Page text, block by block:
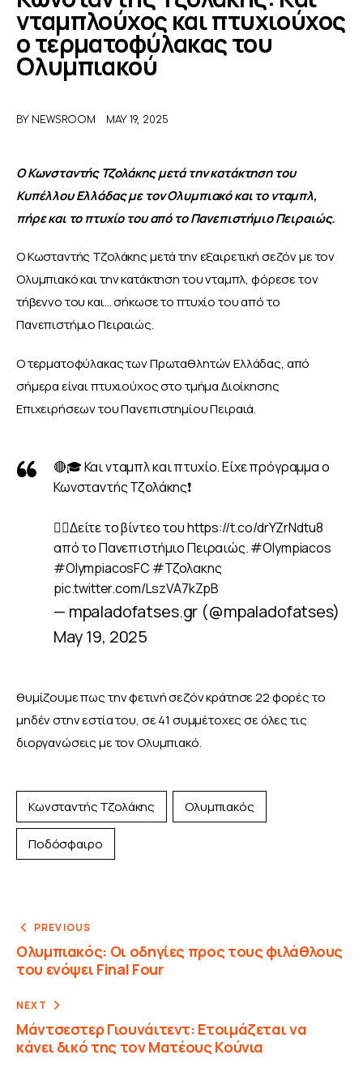
ΑΦΙΕΡΩΜΑΤΑ
νταμπλούχος και πτυχιούχος
ο τερματοφύλακας του
Ολυμπιακού
BY NEWSROOM MAY 19, 2025
Ο Κωνσταντής Τζολάκης μετά την κατάκτηση του
Κυπέλλου Ελλάδας με τον Ολυμπιακό και το νταμπλ,
πήρε και το πτυχίο του από το Πανεπιστήμιο Πειραιώς.
Ο Κωσταντής Τζολάκης μετά την εξαιρετική σεζόν με τον
Ολυμπιακό και την κατάκτηση του νταμπλ, φόρεσε τον
τήβεννο του και… σήκωσε το πτυχίο του από το
Πανεπιστήμιο Πειραιώς.
Ο τερματοφύλακας των Πρωταθλητών Ελλάδας, από
σήμερα είναι πτυχιούχος στο τμήμα Διοίκησης
Επιχειρήσεων του Πανεπιστημίου Πειραιά.
🔴🎓 Και νταμπλ και πτυχίο. Είχε πρόγραμμα ο
Κωνσταντής Τζολάκης❗️
👉🏻Δείτε το βίντεο τουhttps://t.co/drYZrNdtu8
από το Πανεπιστήμιο Πειραιώς.#Olympiacos
#OlympiacosFC #Τζολακης
pic.twitter.com/LszVA7kZpB
— mpaladofatses.gr (@mpaladofatses)
May 19, 2025
θυμίζουμε πως την φετινή σεζόν κράτησε 22 φορές το
μηδέν στην εστία του, σε 41 συμμέτοχες σε όλες τις
διοργανώσεις με τον Ολυμπιακό.
Κωνσταντής Τζολάκης Ολυμπιακός
Ποδόσφαιρο
PREVIOUS
Ολυμπιακός: Οι οδηγίες προς τους φιλάθλους
του ενόψει Final Four
NEXT
Μάντσεστερ Γιουνάιτεντ: Ετοιμάζεται να
κάνει δικό της τον Ματέους Κούνια